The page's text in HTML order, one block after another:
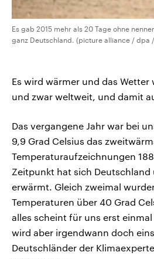
Es gab 2015 mehr als 20 Tage ohne
ganz Deutschland. (picture alliance / dpa
Es wird wärmer und das
und zwar weltweit, und damit
Das vergangene Jahr war bei
9,9 Grad Celsius das
Temperaturaufzeichnungen
Zeitpunkt hat sich Deutschland
erwärmt. Gleich zweimal
Temperaturen über 40 Grad
alles scheint für uns erst
wird aber irgendwann doch
Deutschländer der